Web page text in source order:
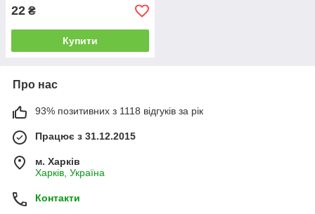
22 ₴
Купити
Про нас
93% позитивних з 1118 відгуків за рік
Працює з 31.12.2015
м. Харків
Харків, Україна
Контакти